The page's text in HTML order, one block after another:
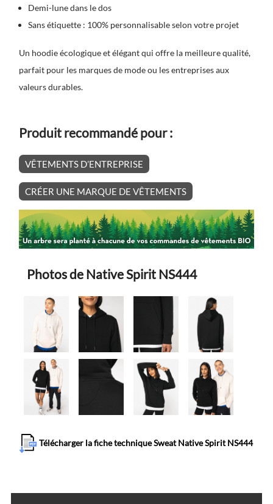
Demi-lune dans le dos
Sans étiquette : 100% personnalisable selon votre projet
Un hoodie écologique et élégant qui offre la meilleure qualité,
parfait pour les marques de mode ou les entreprises aux
valeurs durables.
Produit recommandé pour :
VÊTEMENTS D’ENTREPRISE
CRÉER UNE MARQUE DE VÊTEMENTS
Photos de Native Spirit NS444
Télécharger la fiche technique Sweat Native Spirit NS444